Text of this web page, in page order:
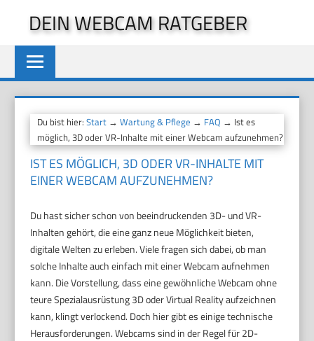
springen
DEIN WEBCAM RATGEBER
Du bist hier:Start →Wartung & Pflege → FAQ → Ist es
möglich, 3D oder VR-Inhalte mit einer Webcam aufzunehmen?
IST ES MÖGLICH, 3D ODER VR-INHALTE MIT
EINER WEBCAM AUFZUNEHMEN?
Du hast sicher schon von beeindruckenden 3D- und VR-
Inhalten gehört, die eine ganz neue Möglichkeit bieten,
digitale Welten zu erleben. Viele fragen sich dabei, ob man
solche Inhalte auch einfach mit einer Webcam aufnehmen
kann. Die Vorstellung, dass eine gewöhnliche Webcam ohne
teure Spezialausrüstung 3D oder Virtual Reality aufzeichnen
kann, klingt verlockend. Doch hier gibt es einige technische
Herausforderungen. Webcams sind in der Regel für 2D-